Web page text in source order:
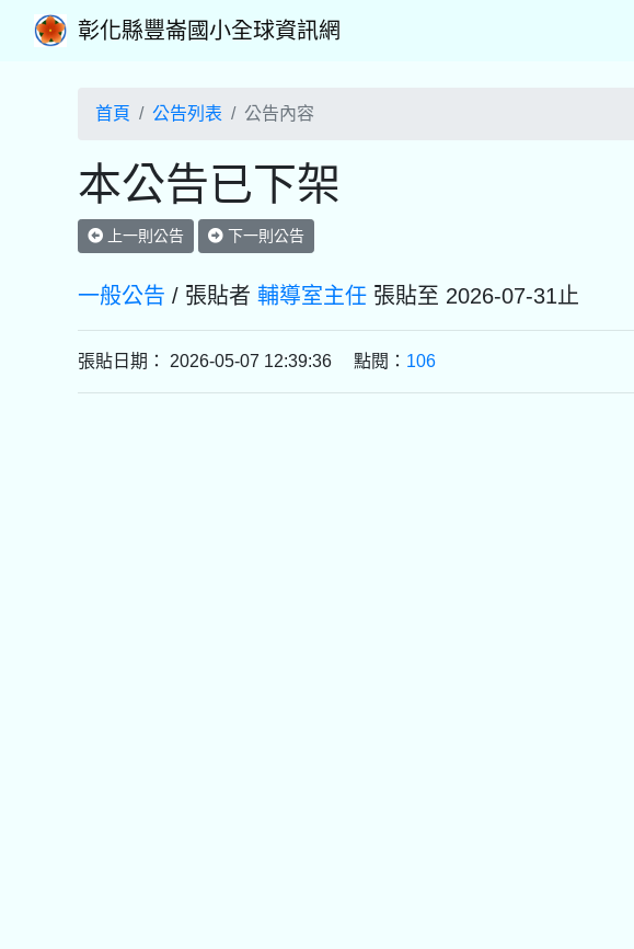
彰化縣豐崙國小全球資訊網
首頁 公告列表 公告內容
本公告已下架
上一則公告 下一則公告
一般公告 / 張貼者 輔導室主任 張貼至 2026-07-31止
張貼日期： 2026-05-07 12:39:36 點閱： 106